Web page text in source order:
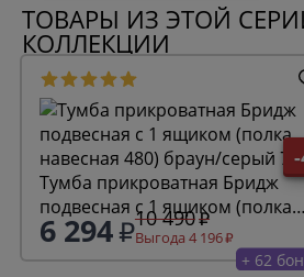
ТОВАРЫ ИЗ ЭТОЙ
КОЛЛЕКЦИИ
Тумба прикроватная Бридж
подвесная с 1 ящиком (полка
навесная 480) браун/серый
6 294 10 490
Выгода 4 196
+ 62